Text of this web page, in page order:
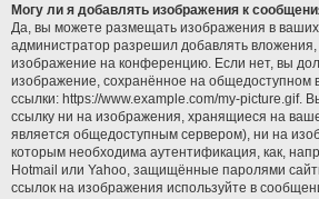
Могу ли я добавлять изображения к
Да, вы можете размещать изображения в
администратор разрешил добавлять вложения,
изображение на конференцию. Если нет, вы
изображение, сохранённое на общедоступном
ссылки: https://www.example.com/my-picture.gif.
ссылку ни на изображения, хранящиеся на
является общедоступным сервером), ни на
которым необходима аутентификация, как,
Hotmail или Yahoo, защищённые паролями
ссылок на изображения используйте в